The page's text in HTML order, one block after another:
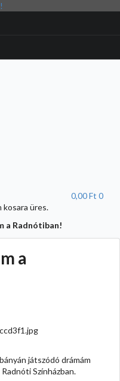
0,00 Ft 0
kosara üres.
a Radnótiban!
a
játszódó drámám
Színházban.